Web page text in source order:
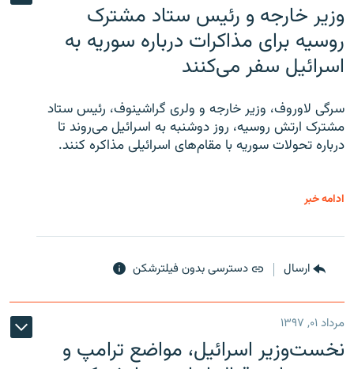
وزیر خارجه و رئیس‌ ستاد مشترک
روسیه برای مذاکرات درباره سوریه به
اسرائیل سفر می‌کنند
سرگی لاوروف، وزیر خارجه و ولری گراشینوف، رئیس ستاد
مشترک ارتش روسیه، روز دوشنبه به اسرائیل می‌روند تا
درباره تحولات سوریه با مقام‌های اسرائیلی مذاکره کنند.
ادامه خبر
ارسال دسترسی بدون فیلترشکن
مرداد ۰۱, ۱۳۹۷
نخست‌وزیر اسرائیل، مواضع ترامپ و